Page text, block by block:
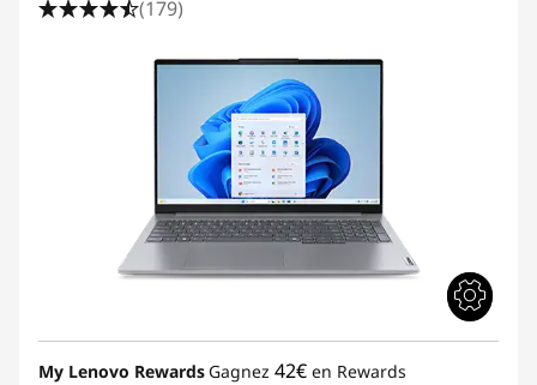
(179)
My Lenovo Rewards Gagnez 42€ en Rewards